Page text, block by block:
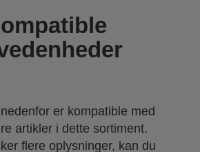
er kompatible med
artikler i dette sortiment.
flere oplysninger, kan du